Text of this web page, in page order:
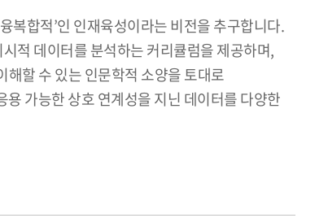
복합적’인 인재육성이라는 비전을 추구합니다.
적 데이터를 분석하는 커리큘럼을 제공하며,
할 수 있는 인문학적 소양을 토대로
가능한 상호 연계성을 지닌 데이터를 다양한